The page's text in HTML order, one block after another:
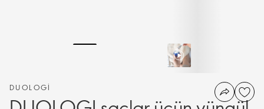
DUOLOGI